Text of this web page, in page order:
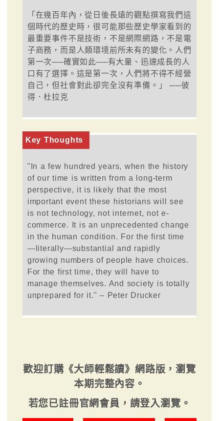
「在幾百年內，從日後長遠的觀點撰寫我們這
個時代的歷史時，很可能那些歷史學家看到的
最重要事件不是技術，不是網際網路，不是電
子商務，而是人類環境前所未有的變化。人們
第一次──確實如此──有大量、迅速成長的人
口有了選擇。這是第一次，人們將不得不經營
自己，但社會對此卻完全沒有準備。」 ──彼
得．杜拉克
Key Thoughts
"In a few hundred years, when the history
of our time is written from a long-term
perspective, it is likely that the most
important event these historians will see
is not technology, not internet, not e-
commerce. It is an unprecedented change
in the human condition. For the first time
—literally—substantial and rapidly
growing numbers of people have choices.
For the first time, they will have to
manage themselves. And society is totally
unprepared for it." – Peter Drucker
歡迎訂購《大師輕鬆讀》網路版，瀏覽
本期完整內容。
若您已註冊官網會員，請登入瀏覽。